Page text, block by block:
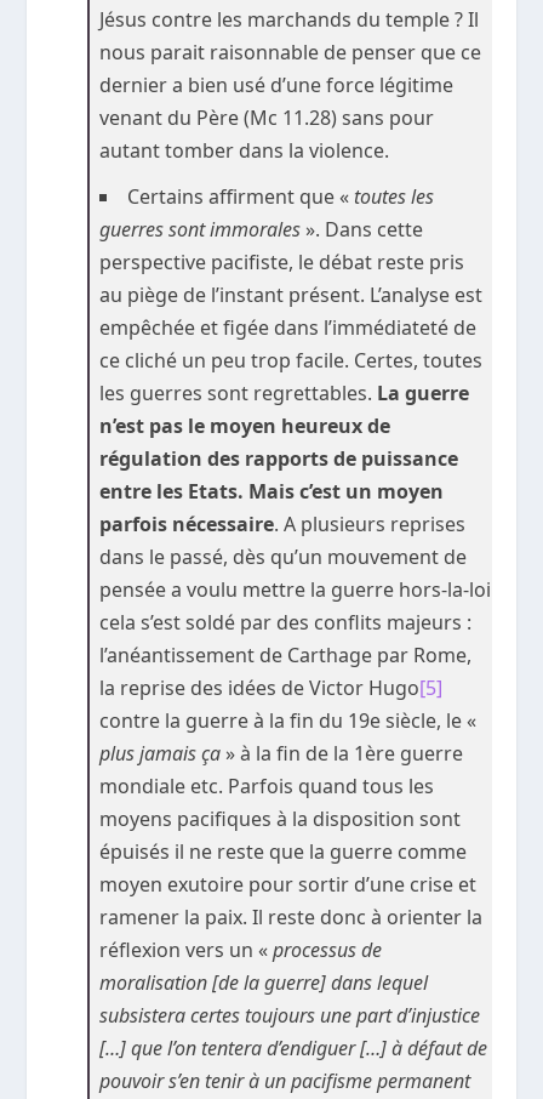
Jésus contre les marchands du temple ? Il
nous parait raisonnable de penser que ce
dernier a bien usé d’une force légitime
venant du Père (Mc 11.28) sans pour
autant tomber dans la violence.
Certains affirment que « toutes les
guerres sont immorales ». Dans cette
perspective pacifiste, le débat reste pris
au piège de l’instant présent. L’analyse est
empêchée et figée dans l’immédiateté de
ce cliché un peu trop facile. Certes, toutes
les guerres sont regrettables. La guerre
n’est pas le moyen heureux de
régulation des rapports de puissance
entre les Etats. Mais c’est un moyen
parfois nécessaire. A plusieurs reprises
dans le passé, dès qu’un mouvement de
pensée a voulu mettre la guerre hors-la-loi
cela s’est soldé par des conflits majeurs :
l’anéantissement de Carthage par Rome,
la reprise des idées de Victor Hugo[5]
contre la guerre à la fin du 19esiècle, le «
plus jamais ça » à la fin de la 1ère guerre
mondiale etc. Parfois quand tous les
moyens pacifiques à la disposition sont
épuisés il ne reste que la guerre comme
moyen exutoire pour sortir d’une crise et
ramener la paix. Il reste donc à orienter la
réflexion vers un «processus de
moralisation [de la guerre] dans lequel
subsistera certes toujours une part d’injustice
[…] que l’on tentera d’endiguer […] à défaut de
pouvoir s’en tenir à un pacifisme permanent